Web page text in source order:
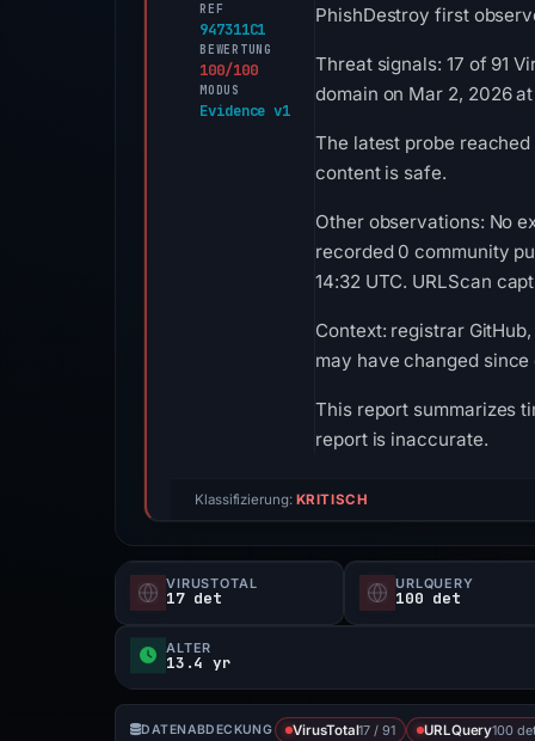
REF
947311C1
BEWERTUNG
100/100
MODUS
Evidence v1
PhishDestroy first
Threat signals: 17 of 91
domain on Mar 2, 2026
The latest probe
content is safe.
Other observations: No
recorded 0 community
14:32 UTC. URLScan
Context: registrar
may have changed
This report summarizes
report is inaccurate.
Klassifizierung: KRITISCH
VIRUSTOTAL
17 det
URLQUERY
100 det
ALTER
13.4 yr
DATENABDECKUNG VirusTotal17 / 91 URLQuery100